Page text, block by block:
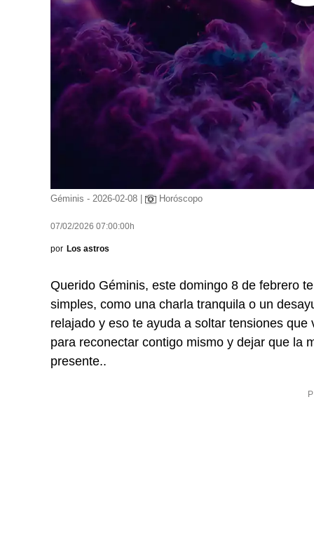
Géminis - 2026-02-08 | Horóscopo
07/02/2026 07:00:00h
por Los astros
Querido Géminis, este domingo 8 de febrero
simples, como una charla tranquila o un
relajado y eso te ayuda a soltar tensiones
para reconectar contigo mismo y dejar que la
presente..